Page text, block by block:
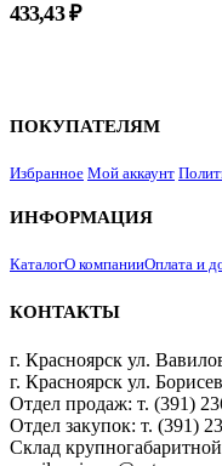
433,43₽
ПОКУПАТЕЛЯМ
Избранное Мой аккаунт
ИНФОРМАЦИЯ
КаталогО компанииОплата и
КОНТАКТЫ
г. Красноярск ул.
г. Красноярск ул.
Отдел продаж: т. (391)
Отдел закупок: т. (391)
Склад